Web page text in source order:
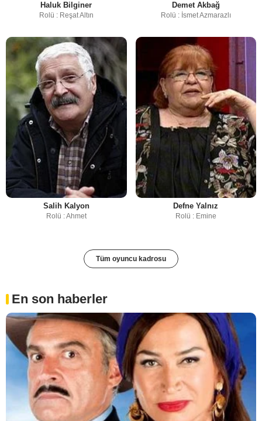
Haluk Bilginer
Rolü : Reşat Altın
Demet Akbağ
Rolü : İsmet Azmarazlı
Salih Kalyon
Rolü : Ahmet
Defne Yalnız
Rolü : Emine
Tüm oyuncu kadrosu
En son haberler